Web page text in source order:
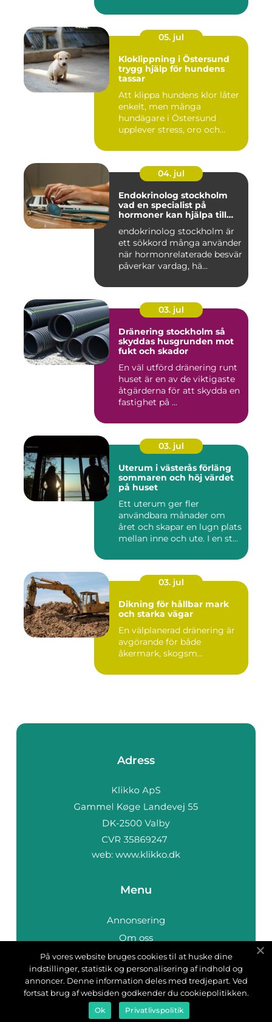
05. jul
Kloklippning i Östersund
trygg hjälp för hundens
tassar
Att klippa hundens klor låter
enkelt, men många
hundägare i Östersund
upplever stress, oro och
04. jul
Endokrinolog stockholm
vad en specialist på
hormoner kan hjälpa till
endokrinolog stockholm är
ett sökkord många använder
när hormonrelaterade besvär
påverkar vardag, hä...
03. jul
Dränering stockholm så
skyddas husgrunden mot
fukt och skador
En väl utförd dränering runt
huset är en av de viktigaste
åtgärderna för att skydda en
fastighet på ...
03. jul
Uterum i västerås förläng
sommaren och höj värdet
på huset
Ett uterum ger fler
användbara månader om
året och skapar en lugn plats
mellan inne och ute. I en st...
03. jul
Dikning för hållbar mark
och starka vägar
En välplanerad dränering är
avgörande för både
åkermark, skogsm...
Adress
web: www.klikko.dk
Menu
Annonsering
Om oss
Cookies
Kontakta oss
Sitemap
På vores website bruges cookies til at huske dine
indstillinger, statistik og personalisering af indhold og
annoncer. Denne information deles med tredjepart. Ved
fortsat brug af websiden godkender du cookiepolitikken.
Ok Privatlivspolitik